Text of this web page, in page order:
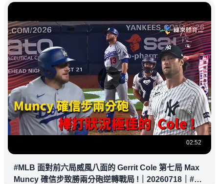
02:52
#MLB 面對前六局威風八面的 Gerrit Cole 第七局 Max
Muncy 確信步致勝兩分砲逆轉戰局 !｜20260718｜#洛